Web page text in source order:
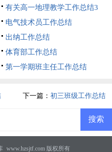
有关高一地理教学工作总结3
篇电气技术员工作总结
出纳工作总结
体育部工作总结
第一学期班主任工作总结
下一篇： 初三班级工作总结
www.hzsjtf.com 版权所有